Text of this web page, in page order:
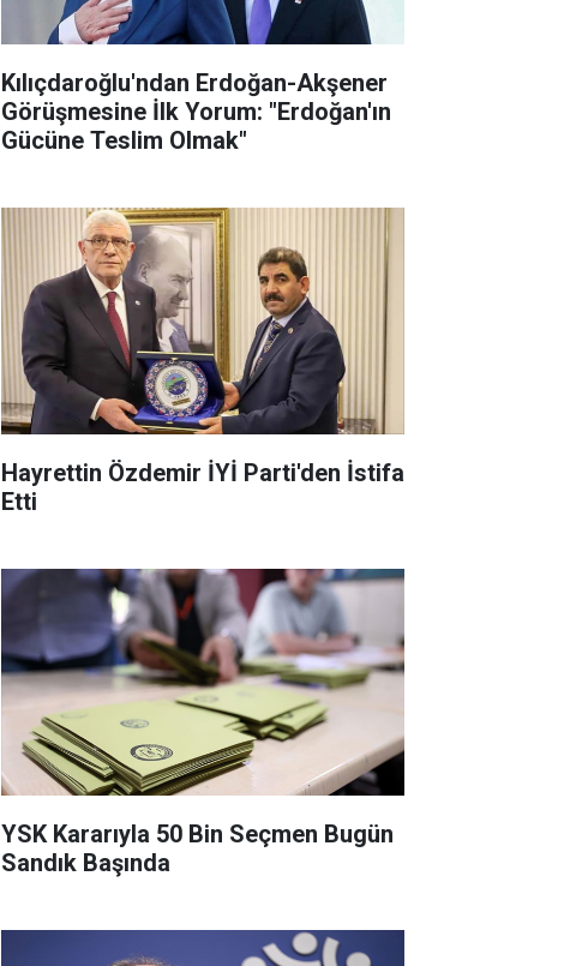
Kılıçdaroğlu'ndan Erdoğan-Akşener
Görüşmesine İlk Yorum: "Erdoğan'ın
Gücüne Teslim Olmak"
Hayrettin Özdemir İYİ Parti'den İstifa
Etti
YSK Kararıyla 50 Bin Seçmen Bugün
Sandık Başında